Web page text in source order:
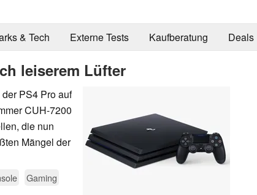
& Tech Externe Tests Kaufberatung Deals
leiserem Lüfter
PS4 Pro auf
CUH-7200
die nun
Mängel der
Gaming